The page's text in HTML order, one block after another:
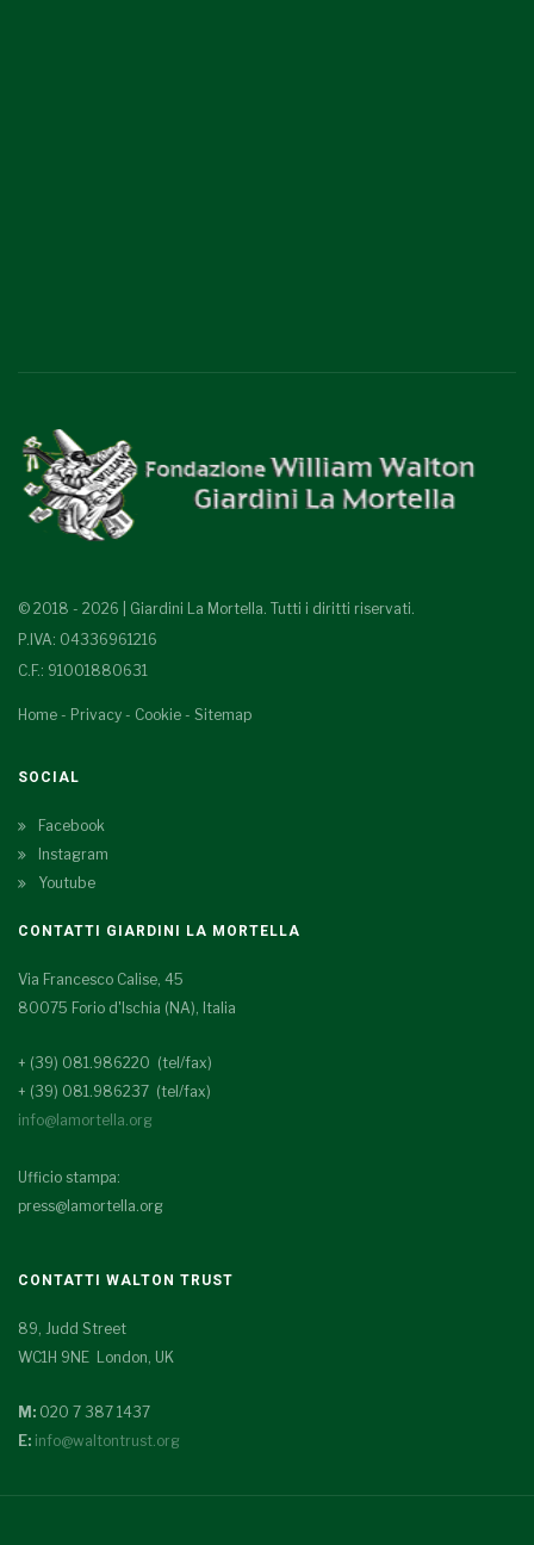
© 2018 - 2026 | Giardini La Mortella. Tutti i diritti riservati.
P.IVA: 04336961216
C.F.: 91001880631
Home - Privacy - Cookie - Sitemap
SOCIAL
Facebook
Instagram
Youtube
CONTATTI GIARDINI LA MORTELLA
Via Francesco Calise, 45
80075 Forio d'Ischia (NA), Italia
+ (39) 081.986220 (tel/fax)
+ (39) 081.986237 (tel/fax)
info@lamortella.org
Ufficio stampa:
press@lamortella.org
CONTATTI WALTON TRUST
89, Judd Street
WC1H 9NE London, UK
M: 020 7 387 1437
E: info@waltontrust.org